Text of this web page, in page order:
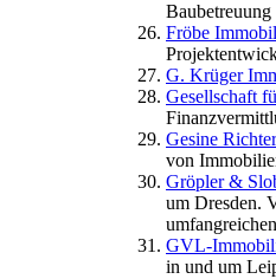
Fröbe
G. Krüger
Gesellschaft
Gesine
von
Gröpler &
um Dresden.
GVL-
in und um